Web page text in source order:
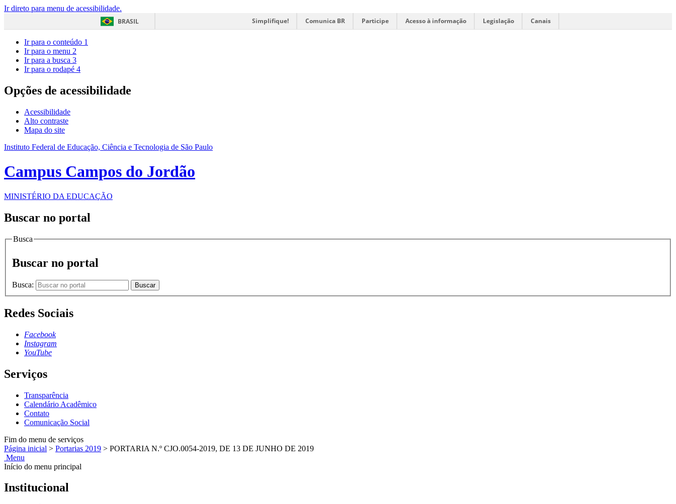
Ir direto para menu de acessibilidade.
BRASIL
Simplifique! Comunica BR Participe Acesso à informação Legislação Canais
Ir para o conteúdo 1
Ir para o menu 2
Ir para a busca 3
Ir para o rodapé 4
Opções de acessibilidade
Acessibilidade
Alto contraste
Mapa do site
Instituto Federal de Educação, Ciência e Tecnologia de São Paulo
Campus Campos do Jordão
MINISTÉRIO DA EDUCAÇÃO
Buscar no portal
Busca
Buscar no portal
Busca: Buscar
Redes Sociais
Facebook
Instagram
YouTube
Serviços
Transparência
Calendário Acadêmico
Contato
Comunicação Social
Fim do menu de serviços
Página inicial > Portarias 2019 > PORTARIA N.º CJO.0054-2019, DE 13 DE JUNHO DE 2019
Menu
Início do menu principal
Institucional